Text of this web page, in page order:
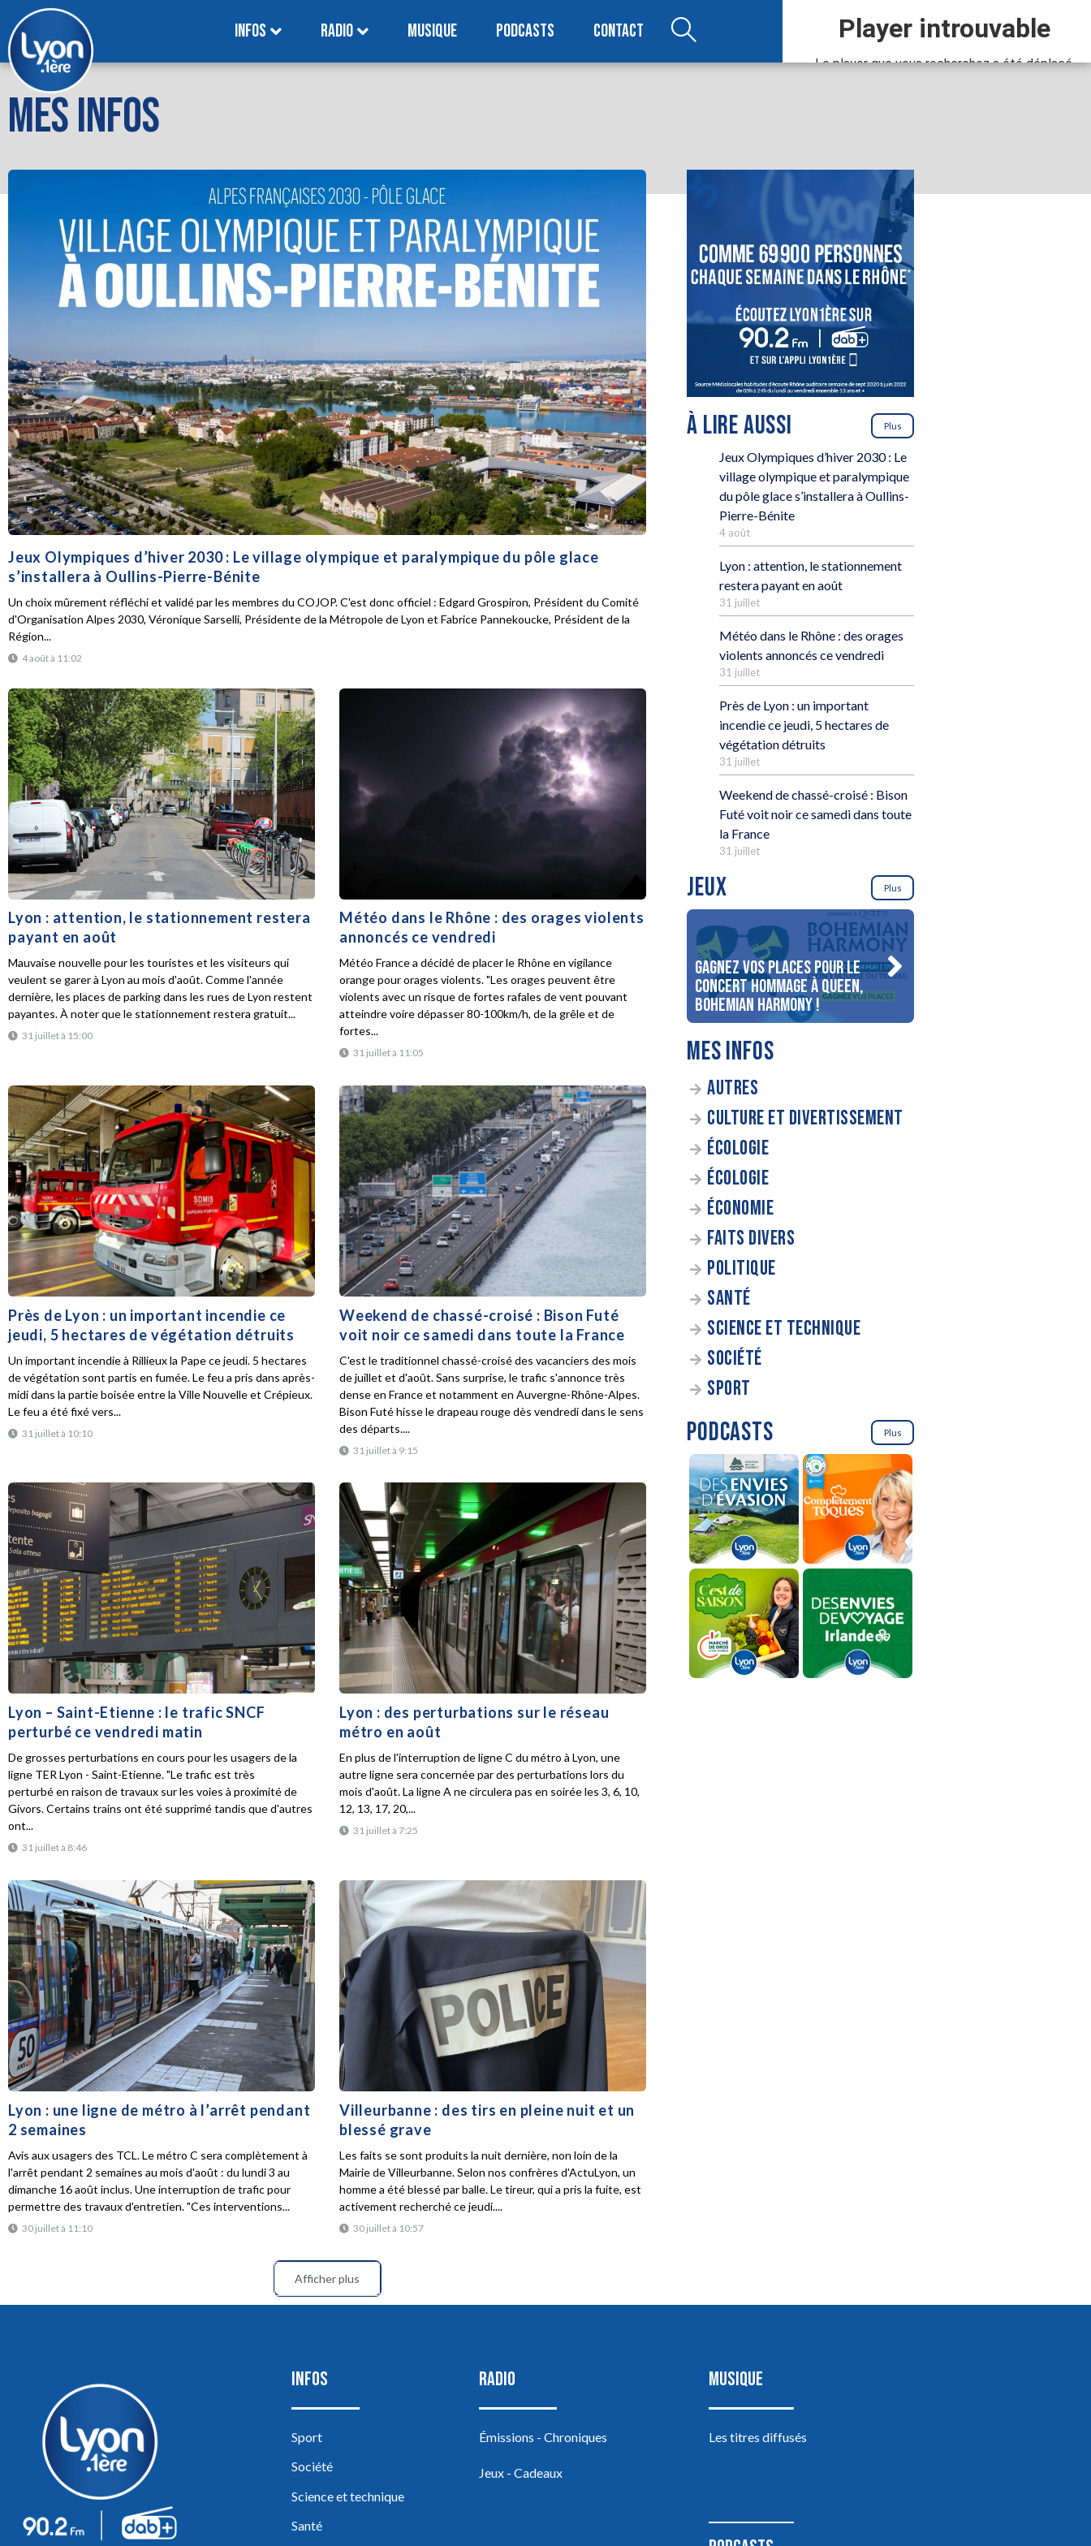
INFOS RADIO MUSIQUE PODCASTS CONTACT
MES INFOS
Jeux Olympiques d’hiver 2030 : Le village olympique et paralympique du pôle glace
s’installera à Oullins-Pierre-Bénite
4 août à 11:02
Un choix mûrement réfléchi et validé par les membres du COJOP. C'est donc officiel : Edgard Grospiron, Président du Comité
d'Organisation Alpes 2030, Véronique Sarselli, Présidente de la Métropole de Lyon et Fabrice Pannekoucke, Président de la
Région...
Lyon : attention, le stationnement restera
payant en août
31 juillet à 15:00
Mauvaise nouvelle pour les touristes et les visiteurs qui
veulent se garer à Lyon au mois d'août. Comme l'année
dernière, les places de parking dans les rues de Lyon restent
payantes. À noter que le stationnement restera gratuit...
Météo dans le Rhône : des orages violents
annoncés ce vendredi
31 juillet à 11:05
Météo France a décidé de placer le Rhône en vigilance
orange pour orages violents. "Les orages peuvent être
violents avec un risque de fortes rafales de vent pouvant
atteindre voire dépasser 80-100km/h, de la grêle et de
fortes...
Près de Lyon : un important incendie ce
jeudi, 5 hectares de végétation détruits
31 juillet à 10:10
Un important incendie à Rillieux la Pape ce jeudi. 5 hectares
de végétation sont partis en fumée. Le feu a pris dans après-
midi dans la partie boisée entre la Ville Nouvelle et Crépieux.
Le feu a été fixé vers...
Weekend de chassé-croisé : Bison Futé
voit noir ce samedi dans toute la France
31 juillet à 9:15
C'est le traditionnel chassé-croisé des vacanciers des mois
de juillet et d'août. Sans surprise, le trafic s'annonce très
dense en France et notamment en Auvergne-Rhône-Alpes.
Bison Futé hisse le drapeau rouge dès vendredi dans le sens
des départs....
Lyon – Saint-Etienne : le trafic SNCF
perturbé ce vendredi matin
31 juillet à 8:46
De grosses perturbations en cours pour les usagers de la
ligne TER Lyon - Saint-Etienne. "Le trafic est très
perturbé en raison de travaux sur les voies à proximité de
Givors. Certains trains ont été supprimé tandis que d'autres
ont...
Lyon : des perturbations sur le réseau
métro en août
31 juillet à 7:25
En plus de l'interruption de ligne C du métro à Lyon, une
autre ligne sera concernée par des perturbations lors du
mois d'août. La ligne A ne circulera pas en soirée les 3, 6, 10,
12, 13, 17, 20,...
Lyon : une ligne de métro à l’arrêt pendant
2 semaines
30 juillet à 11:10
Avis aux usagers des TCL. Le métro C sera complètement à
l'arrêt pendant 2 semaines au mois d'août : du lundi 3 au
dimanche 16 août inclus. Une interruption de trafic pour
permettre des travaux d'entretien. "Ces interventions...
Villeurbanne : des tirs en pleine nuit et un
blessé grave
30 juillet à 10:57
Les faits se sont produits la nuit dernière, non loin de la
Mairie de Villeurbanne. Selon nos confrères d'ActuLyon, un
homme a été blessé par balle. Le tireur, qui a pris la fuite, est
activement recherché ce jeudi....
Afficher plus
À LIRE AUSSI Plus
Jeux Olympiques d’hiver 2030 : Le
village olympique et paralympique
du pôle glace s’installera à Oullins-
Pierre-Bénite
4 août
Lyon : attention, le stationnement
restera payant en août
31 juillet
Météo dans le Rhône : des orages
violents annoncés ce vendredi
31 juillet
Près de Lyon : un important
incendie ce jeudi, 5 hectares de
végétation détruits
31 juillet
Weekend de chassé-croisé : Bison
Futé voit noir ce samedi dans toute
la France
31 juillet
JEUX Plus
Gagnez vos places pour le
concert Hommage à Queen,
Bohemian Harmony !
MES INFOS
AUTRES
CULTURE ET DIVERTISSEMENT
ÉCOLOGIE
ÉCOLOGIE
ÉCONOMIE
FAITS DIVERS
POLITIQUE
SANTÉ
SCIENCE ET TECHNIQUE
SOCIÉTÉ
SPORT
PODCASTS Plus
INFOS
Sport
Société
Science et technique
Santé
RADIO
Émissions - Chroniques
Jeux - Cadeaux
MUSIQUE
Les titres diffusés